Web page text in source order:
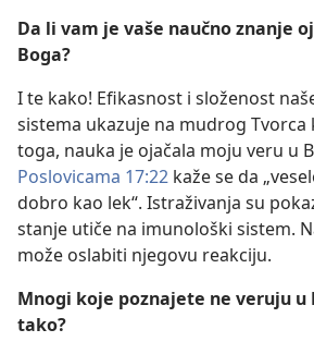
Da li vam je vaše naučno znanje
Boga?
I te kako! Efikasnost i složenost
sistema ukazuje na mudrog Tvorca
toga, nauka je ojačala moju veru u
Poslovicama 17:22 kaže se da
dobro kao lek“. Istraživanja su
stanje utiče na imunološki sistem.
može oslabiti njegovu reakciju.
Mnogi koje poznajete ne veruju u
tako?